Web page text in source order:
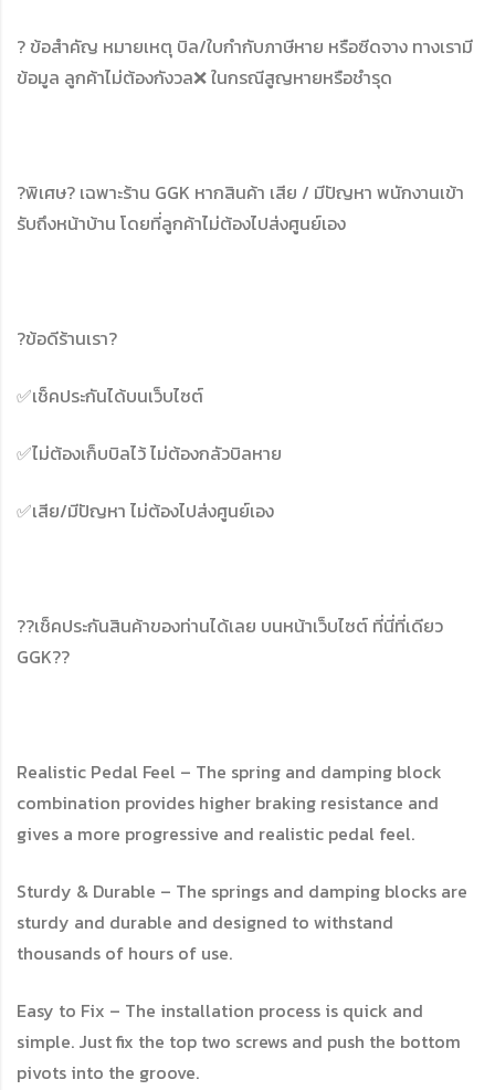
? ข้อสำคัญ หมายเหตุ บิล/ใบกำกับภาษีหาย หรือซีดจาง ทางเรามี
ข้อมูล ลูกค้าไม่ต้องกังวล❌ ในกรณีสูญหายหรือชำรุด
?พิเศษ? เฉพาะร้าน GGK หากสินค้า เสีย / มีปัญหา พนักงานเข้า
รับถึงหน้าบ้าน โดยที่ลูกค้าไม่ต้องไปส่งศูนย์เอง
?ข้อดีร้านเรา?
✅เช็คประกันได้บนเว็บไซต์
✅ไม่ต้องเก็บบิลไว้ ไม่ต้องกลัวบิลหาย
✅เสีย/มีปัญหา ไม่ต้องไปส่งศูนย์เอง
??เช็คประกันสินค้าของท่านได้เลย บนหน้าเว็บไซต์ ที่นี่ที่เดียว
GGK??
Realistic Pedal Feel – The spring and damping block
combination provides higher braking resistance and
gives a more progressive and realistic pedal feel.
Sturdy & Durable – The springs and damping blocks are
sturdy and durable and designed to withstand
thousands of hours of use.
Easy to Fix – The installation process is quick and
simple. Just fix the top two screws and push the bottom
pivots into the groove.